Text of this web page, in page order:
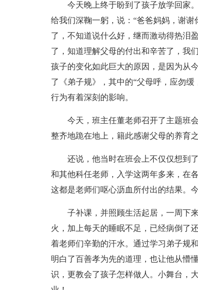
今天晚上终于盼到了孩子放学回家
给我们深鞠一躬，说：“爸爸妈妈，谢
了，不知道说什么好，继而激动得热泪
了，知道理解父母的付出和辛苦了，我
孩子的变化如此巨大的原因，是因为从
了《弟子规》，其中的“父母呼，应勿
行为有着深刻的影响。
今天，班主任董老师召开了主题班
整齐地跪在地上，籍此感谢父母的养育
还说，他当时在班会上不仅仅想到
和其他科任老师，入学这两年多来，在
这都是老师们呕心沥血所付出的结果。
子补课，并照顾生活起居，一周下
火，加上每天的睡眠不足，已经病倒了
着老师们辛勤的汗水。通过学习弟子规
明白了百善孝为先的道理，也让他从懵
识，更教会了孩子怎样做人。小舞台，